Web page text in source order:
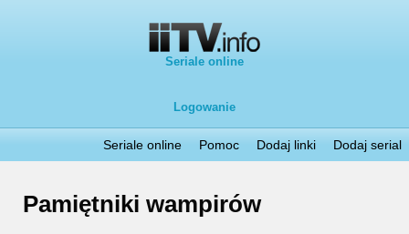
Seriale online
Logowanie
Seriale online Pomoc Dodaj linki Dodaj serial
Pamiętniki wampirów